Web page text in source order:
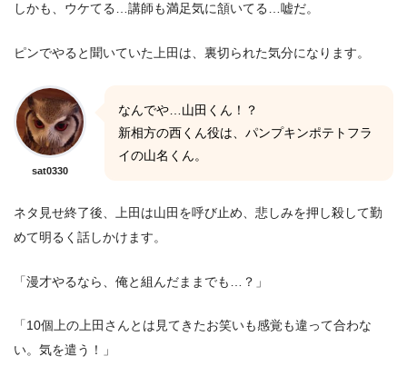
しかも、ウケてる…講師も満足気に頷いてる…嘘だ。
ピンでやると聞いていた上田は、裏切られた気分になります。
sat0330
なんでや…山田くん！？
新相方の西くん役は、パンプキンポテトフラ
イの山名くん。
ネタ見せ終了後、上田は山田を呼び止め、悲しみを押し殺して勤
めて明るく話しかけます。
「漫才やるなら、俺と組んだままでも…？」
「10個上の上田さんとは見てきたお笑いも感覚も違って合わな
い。気を遣う！」